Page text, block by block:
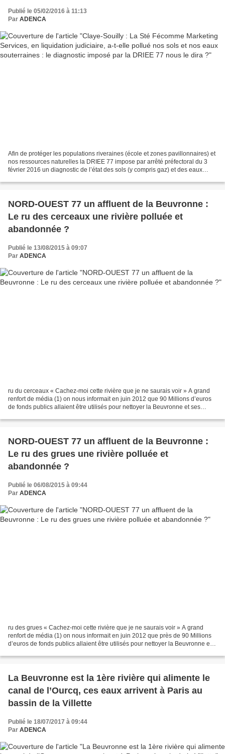
Publié le 05/02/2016 à 11:13
Par ADENCA
Afin de protéger les populations riveraines (école et zones pavillonnaires) et
nos ressources naturelles la DRIEE 77 impose par arrêté préfectoral du 3
février 2016 un diagnostic de l’état des sols (y compris gaz) et des eaux
NORD-OUEST 77 un affluent de la Beuvronne :
Le ru des cerceaux une rivière polluée et
abandonnée ?
Publié le 13/08/2015 à 09:07
Par ADENCA
ru du cerceaux « Cachez-moi cette rivière que je ne saurais voir » A grand
renfort de média (1) on nous informait en juin 2012 que 90 Millions d’euros
de fonds publics allaient être utilisés pour nettoyer la Beuvronne et ses
NORD-OUEST 77 un affluent de la Beuvronne :
Le ru des grues une rivière polluée et
abandonnée ?
Publié le 06/08/2015 à 09:44
Par ADENCA
ru des grues « Cachez-moi cette rivière que je ne saurais voir » A grand
renfort de média (1) on nous informait en juin 2012 que près de 90 Millions
d’euros de fonds publics allaient être utilisés pour nettoyer la Beuvronne et
La Beuvronne est la 1ère rivière qui alimente le
canal de l’Ourcq, ces eaux arrivent à Paris au
bassin de la Villette
Publié le 18/07/2017 à 09:44
Par ADENCA